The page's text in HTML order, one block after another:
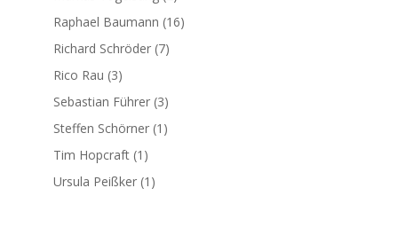
Raphael Baumann (16)
Richard Schröder(7)
Rico Rau (3)
Sebastian Führer(3)
Steffen Schörner(1)
Tim Hopcraft(1)
Ursula Peißker(1)